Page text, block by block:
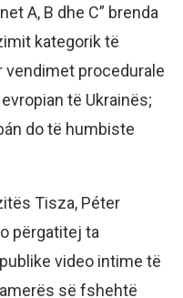
A, B dhe C” brenda
kategorik të
procedurale
të Ukrainës;
do të humbiste
Tisza, Péter
përgatitej ta
video intime të
së fshehtë